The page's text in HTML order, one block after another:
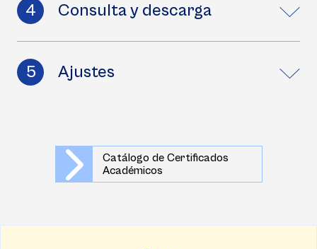
Consulta y descarga
Ajustes
Catálogo de Certificados
Académicos